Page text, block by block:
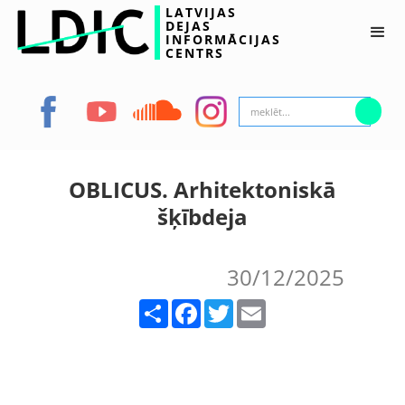
LATVIJAS
DEJAS
INFORMĀCIJAS
CENTRS
OBLICUS. Arhitektoniskā
šķībdeja
30/12/2025
Facebook Twitter